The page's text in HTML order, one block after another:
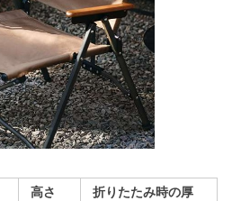
高さ
折りたたみ時の厚